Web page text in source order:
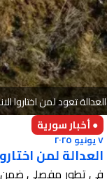
العدالة تعود لمن اختاروا
● أخبار سورية
٧ يونيو ٢٠٢٥
العدالة لمن